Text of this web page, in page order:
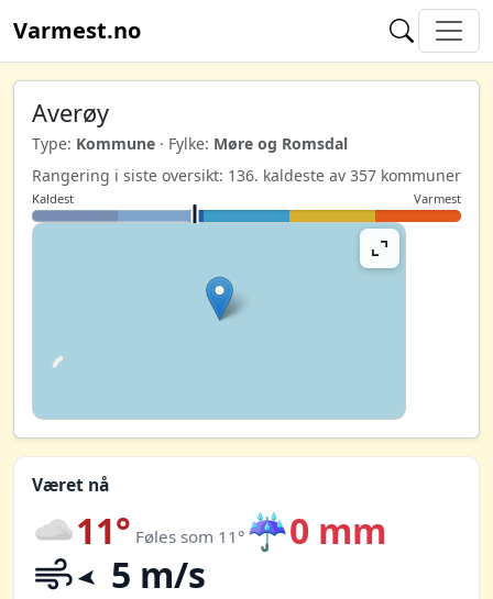
Varmest.no
Averøy
Type: Kommune · Fylke: Møre og Romsdal
Rangering i siste oversikt: 136. kaldeste av 357 kommuner
Kaldest Varmest
Været nå
11° Føles som 11° ☔0 mm
5 m/s